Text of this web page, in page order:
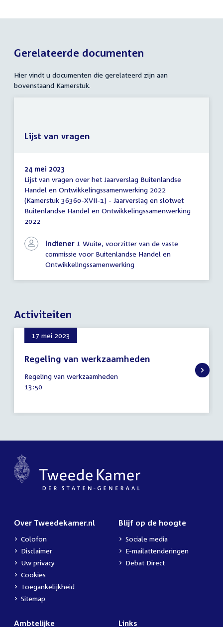
Gerelateerde documenten
Hier vindt u documenten die gerelateerd zijn aan
bovenstaand Kamerstuk.
Lijst
van
vragen
24 mei 2023
Lijst van vragen over het Jaarverslag Buitenlandse
Handel en Ontwikkelingssamenwerking 2022
(Kamerstuk 36360-XVII-1) - Jaarverslag en slotwet
Buitenlandse Handel en Ontwikkelingssamenwerking
2022
Indiener J. Wuite, voorzitter van de vaste
commissie voor Buitenlandse Handel en
Ontwikkelingssamenwerking
Lijst van vragen
Activiteiten
17 mei 2023
Regeling van werkzaamheden
mei
2023
Regeling van werkzaamheden
Tijd
13:50
Over Tweedekamer.nl
Colofon
Disclaimer
Uw privacy
Cookies
Toegankelijkheid
Sitemap
Blijf op de hoogte
Sociale media
E-mailattenderingen
Debat Direct
Ambtelijke Links